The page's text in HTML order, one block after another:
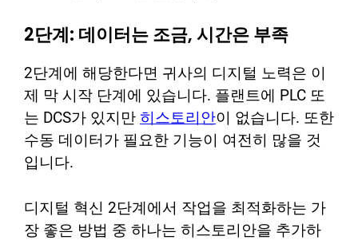
2단계: 데이터는 조금, 시간은 부족
2단계에 해당한다면 귀사의 디지털 노력은 이
제 막 시작 단계에 있습니다. 플랜트에 PLC 또
는 DCS가 있지만 히스토리안이 없습니다. 또한
수동 데이터가 필요한 기능이 여전히 많을 것
입니다.
디지털 혁신 2단계에서 작업을 최적화하는 가
장 좋은 방법 중 하나는 히스토리안을 추가하